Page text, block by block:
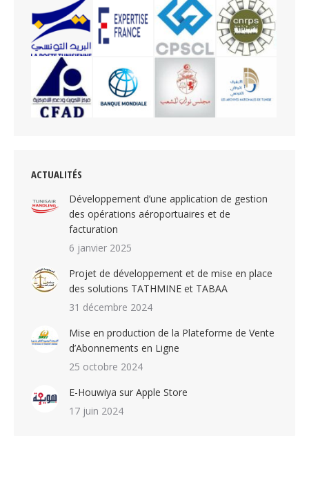
ACTUALITÉS
Développement d’une application de gestion
des opérations aéroportuaires et de
facturation
6 janvier 2025
Projet de développement et de mise en place
des solutions TATHMINE et TABAA
31 décembre 2024
Mise en production de la Plateforme de Vente
d’Abonnements en Ligne
25 octobre 2024
E-Houwiya sur Apple Store
17 juin 2024